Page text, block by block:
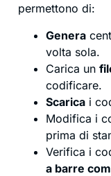
permettono di:
Genera
volta sola.
Carica un
codificare.
Scarica i
Modifica i
prima di
Verifica i
a barre